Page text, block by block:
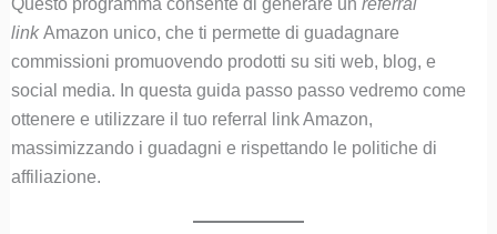
Questo programma consente di generare un referral
linkAmazon unico, che ti permette di guadagnare
commissioni promuovendo prodotti su siti web, blog, e
social media. In questa guida passo passo vedremo come
ottenere e utilizzare il tuo referral link Amazon,
massimizzando i guadagni e rispettando le politiche di
affiliazione.